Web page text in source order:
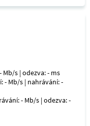
Mb/s | odezva: - ms
- Mb/s | nahrávání: -
- Mb/s | odezva: -